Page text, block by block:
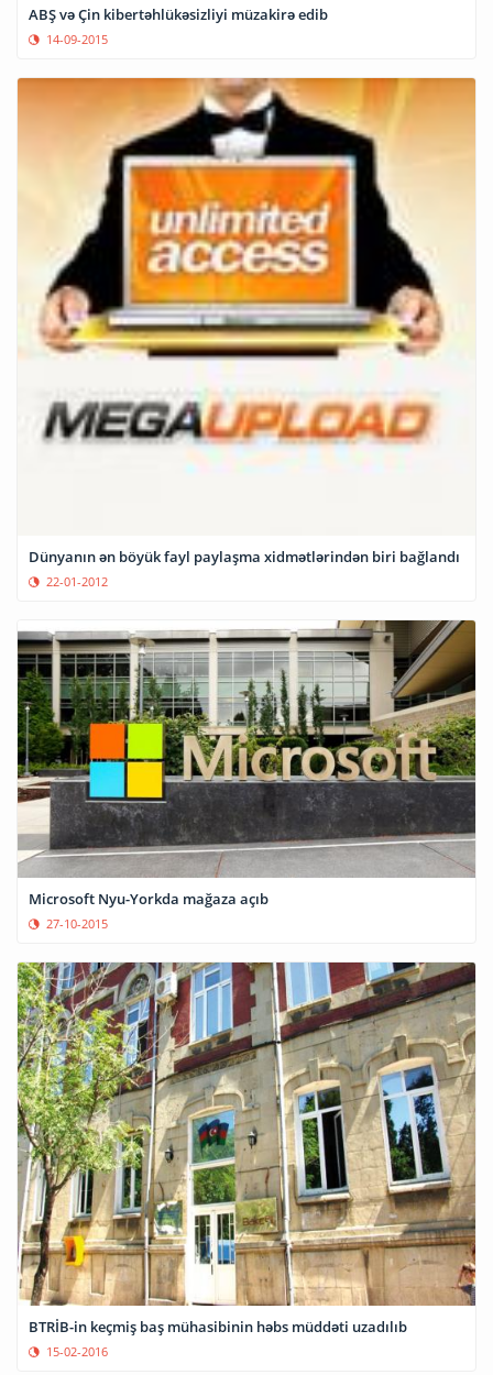
ABŞ və Çin kibertəhlükəsizliyi müzakirə edib
14-09-2015
Dünyanın ən böyük fayl paylaşma xidmətlərindən biri bağlandı
22-01-2012
Microsoft Nyu-Yorkda mağaza açıb
27-10-2015
BTRİB-in keçmiş baş mühasibinin həbs müddəti uzadılıb
15-02-2016